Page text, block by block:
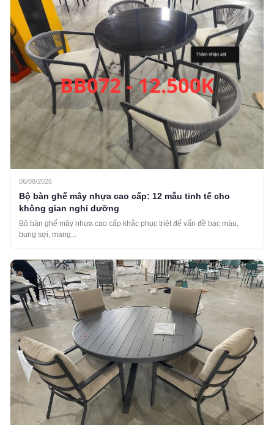
06/08/2026
Bộ bàn ghế mây nhựa cao cấp: 12 mẫu tinh tế cho
không gian nghỉ dưỡng
Bộ bàn ghế mây nhựa cao cấp khắc phục triệt để vấn đề bạc màu,
bung sợi, mang...